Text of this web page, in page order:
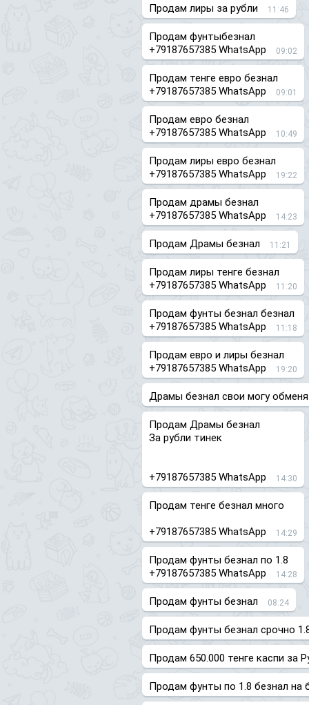
Продам лиры за рубли 11:46
Продам фунтыбезнал
+79187657385 WhatsApp
09:02
Продам тенге евро безнал
+79187657385 WhatsApp
09:01
Продам евро безнал
+79187657385 WhatsApp
10:49
Продам лиры евро безнал
+79187657385 WhatsApp
19:22
Продам драмы безнал
+79187657385 WhatsApp
14:23
Продам Драмы безнал 11:21
Продам лиры тенге безнал
+79187657385 WhatsApp
11:20
Продам фунты безнал безнал
+79187657385 WhatsApp
11:18
Продам евро и лиры безнал
+79187657385 WhatsApp
19:20
Драмы безнал свои могу
Продам Драмы безнал
За рубли тинек
+79187657385 WhatsApp 14:30
Продам тенге безнал много
+79187657385 WhatsApp 14:29
Продам фунты безнал по 1.8
+79187657385 WhatsApp
14:28
Продам фунты безнал 08:24
Продам фунты безнал срочно
Продам 650.000 тенге каспи за
Продам фунты по 1.8 безнал на